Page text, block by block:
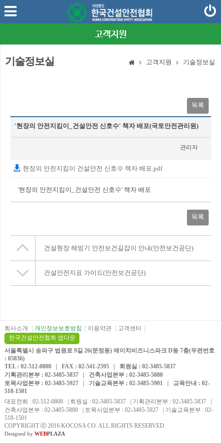
고객지원
기술정보실 고객지원 기술정보실
목록
'현장의 안전지킴이_건설안전 신호수' 책자 배포(국토안전관리원)
관리자
현장의 안전지킴이 건설안전 신호수 책자 배포.pdf
'현장의 안전지킴이_건설안전 신호수' 책자 배포
목록
건설현장 해빙기 안전보건길잡이 안내(안전보건공단)
건설안전지표 가이드(안전보건공단)
회사소개 개인정보보호방침 이용약관
고객센터
한국건설안전협회 앱다운
서울특별시 송파구 법원로 9길 26(문정동) 에이치비즈니스파크 D동 7층(우편번호
: 05836)
TEL : 02-512-0808 | FAX : 02-541-2595 | 회원실 : 02-3485-5837
기획관리본부 : 02-3485-5837 | 건축사업본부 : 02-3485-5880
토목사업본부 : 02-3485-5927 | 기술교육본부 : 02-3485-5901 | 교육안내 : 02-
518-1501
대표전화 : 02-512-0808 | 회원실 : 02-3485-5837 | 기획관리본부 : 02-3485-5837 |
건축사업본부 : 02-3485-5880 | 토목사업본부 : 02-3485-5927 | 기술교육본부 : 02-
518-1501
COPYRIGHT ⓒ2016 KOCOSA CO. ALL RIGHTS RESERVED.
Designed by WEBPLAZA